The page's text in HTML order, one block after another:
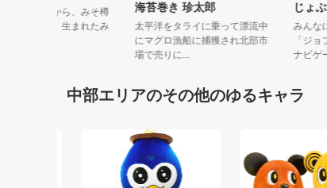
造の町、武豊町から、みそ樽
モチーフにして、生まれたみ
海苔巻き 珍太郎
太平洋をタライに乗って漂流中
にマグロ漁船に捕獲され北部市
場で売りに...
じ
み
「
ナ
中部エリアのその他のゆるキャラ